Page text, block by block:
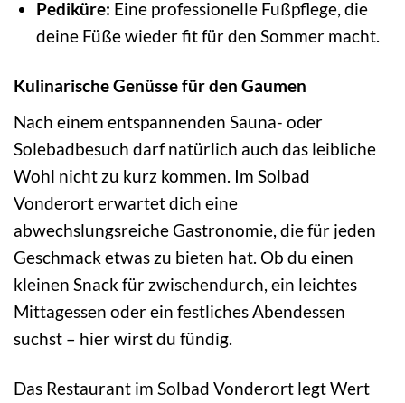
Pediküre: Eine professionelle Fußpflege, die
deine Füße wieder fit für den Sommer macht.
Kulinarische Genüsse für den Gaumen
Nach einem entspannenden Sauna- oder
Solebadbesuch darf natürlich auch das leibliche
Wohl nicht zu kurz kommen. Im Solbad
Vonderort erwartet dich eine
abwechslungsreiche Gastronomie, die für jeden
Geschmack etwas zu bieten hat. Ob du einen
kleinen Snack für zwischendurch, ein leichtes
Mittagessen oder ein festliches Abendessen
suchst – hier wirst du fündig.
Das Restaurant im Solbad Vonderort legt Wert